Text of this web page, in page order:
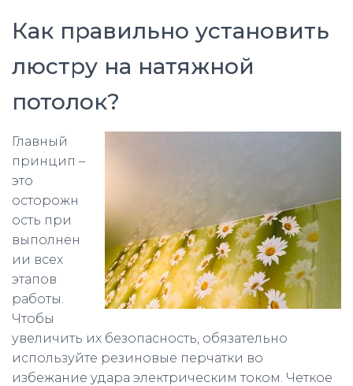
Как правильно установить
люстру на натяжной
потолок?
Главный
принцип –
это
осторожн
ость при
выполнен
ии всех
этапов
работы.
Чтобы
увеличить их безопасность, обязательно
используйте резиновые перчатки во
избежание удара электрическим током. Четкое